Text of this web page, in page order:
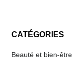
CATÉGORIES
Beauté et bien-être